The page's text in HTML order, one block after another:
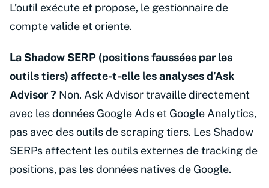
L’outil exécute et propose, le gestionnaire de
compte valide et oriente.
La Shadow SERP (positions faussées par les
outils tiers) affecte-t-elle les analyses d’Ask
Advisor ? Non. Ask Advisor travaille directement
avec les données Google Ads et Google Analytics,
pas avec des outils de scraping tiers. Les Shadow
SERPs affectent les outils externes de tracking de
positions, pas les données natives de Google.